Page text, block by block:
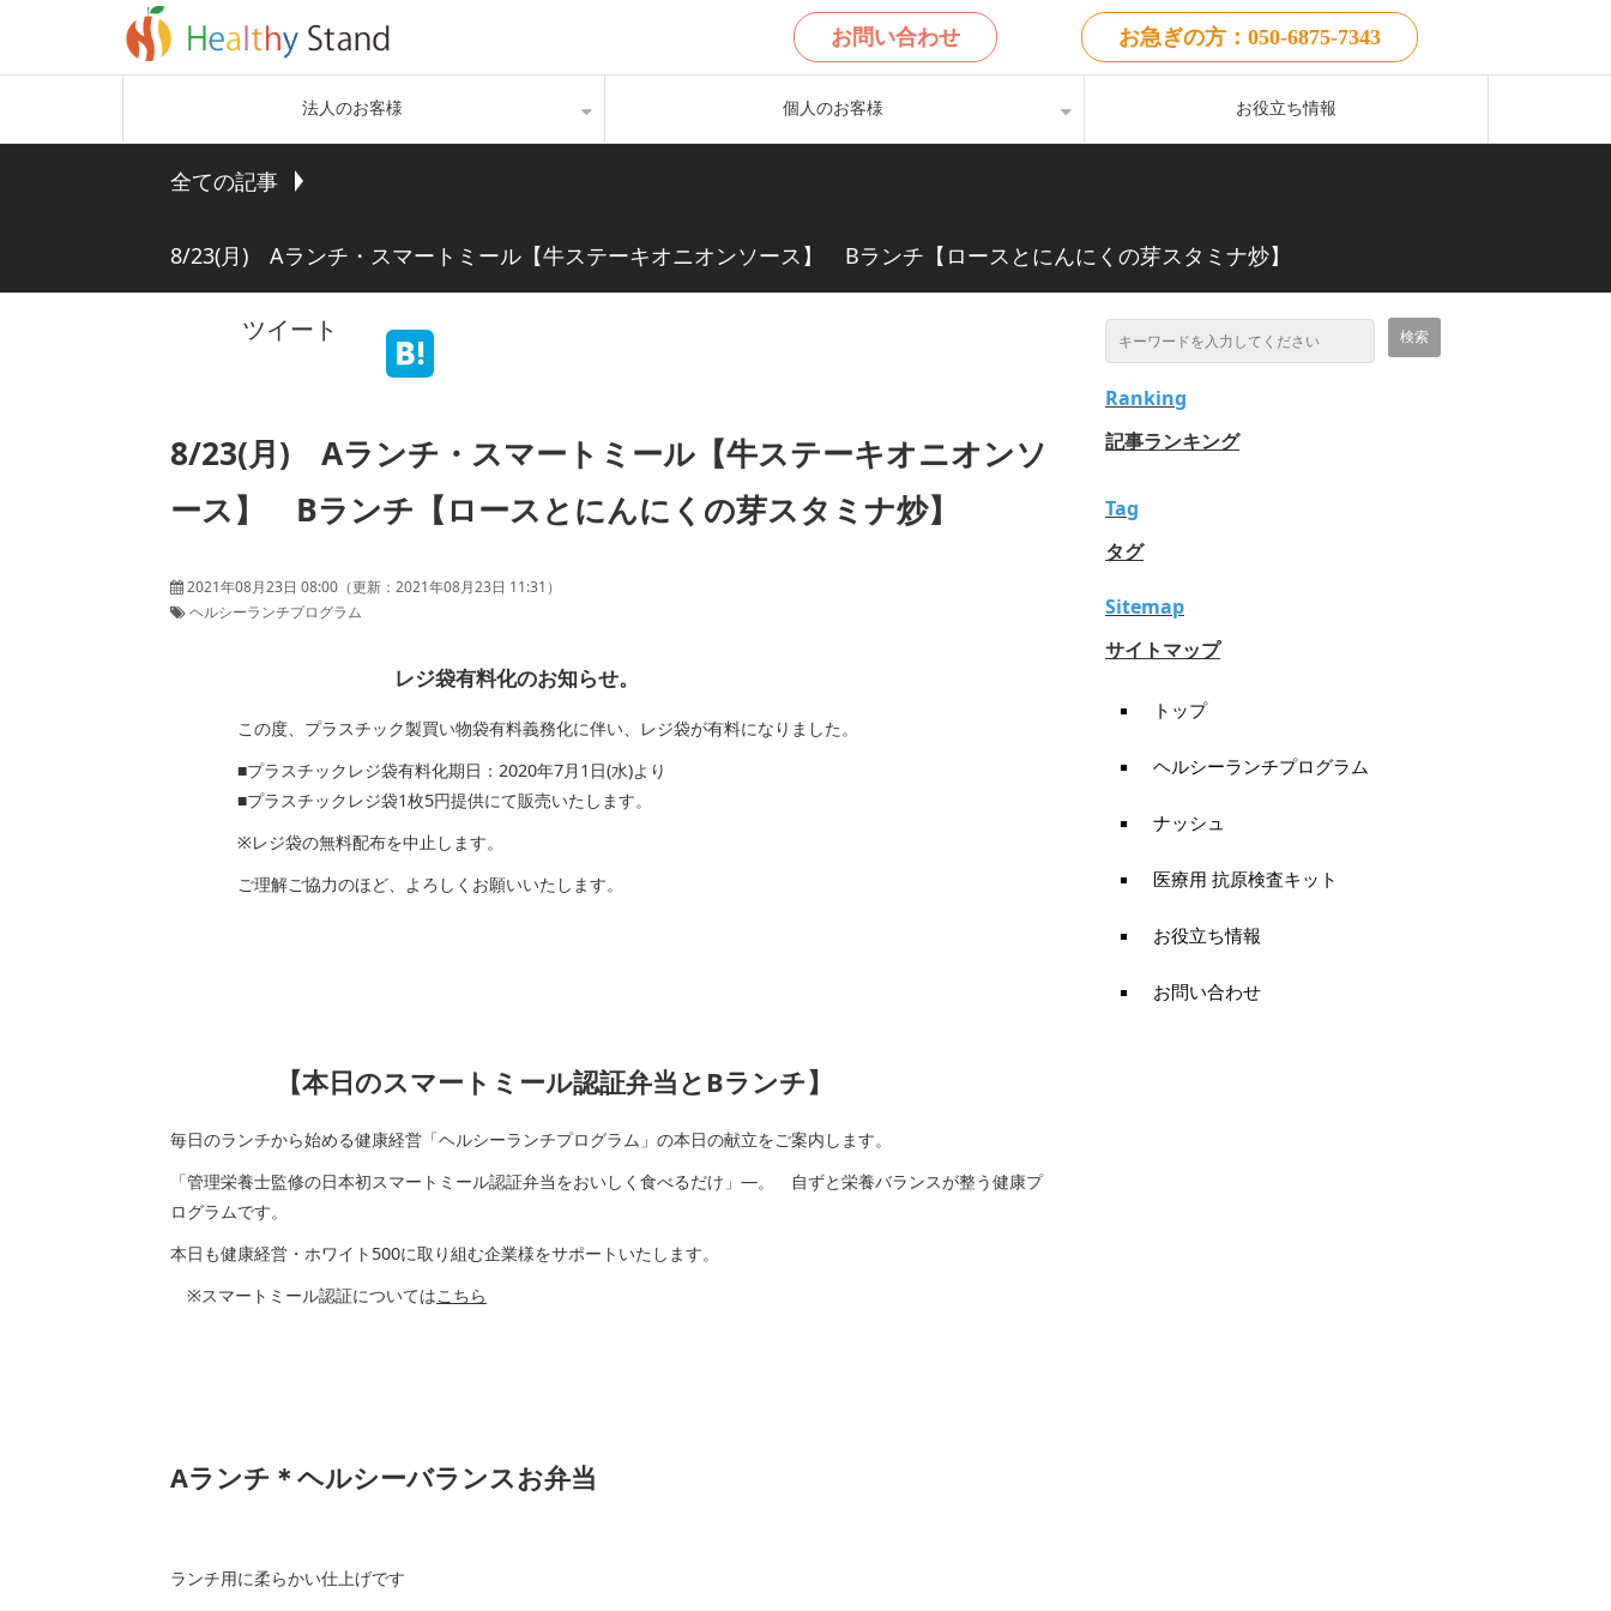
お問い合わせ お急ぎの方：050-6875-7343
法人のお客様 個人のお客様 お役立ち情報
全ての記事
8/23(月) Aランチ・スマートミール【牛ステーキオニオンソース】 Bランチ【ロースとにんにくの芽スタミナ炒】
ツイート
8/23(月) Aランチ・スマートミール【牛ステーキオニオンソ
ース】 Bランチ【ロースとにんにくの芽スタミナ炒】
2021年08月23日 08:00 （更新： 2021年08月23日 11:31 ）
ヘルシーランチプログラム
レジ袋有料化のお知らせ。
この度、プラスチック製買い物袋有料義務化に伴い、レジ袋が有料になりました。
■プラスチックレジ袋有料化期日：2020年7月1日(水)より
■プラスチックレジ袋1枚5円提供にて販売いたします。
※レジ袋の無料配布を中止します。
ご理解ご協力のほど、よろしくお願いいたします。
【本日のスマートミール認証弁当とBランチ】
毎日のランチから始める健康経営「ヘルシーランチプログラム」の本日の献立をご案内します。
「管理栄養士監修の日本初スマートミール認証弁当をおいしく食べるだけ」―。 自ずと栄養バランスが整う健康プ
ログラムです。
本日も健康経営・ホワイト500に取り組む企業様をサポートいたします。
※スマートミール認証についてはこちら
Aランチ＊ヘルシーバランスお弁当
ランチ用に柔らかい仕上げです
Ranking
記事ランキング
Tag
タグ
Sitemap
サイトマップ
トップ
ヘルシーランチプログラム
ナッシュ
医療用 抗原検査キット
お役立ち情報
お問い合わせ